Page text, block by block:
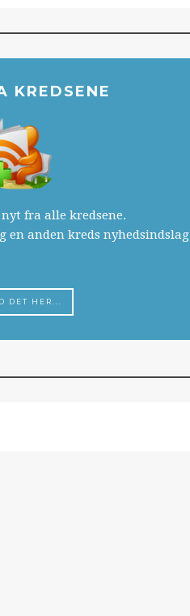
KREDSENE
nyt fra alle kredsene.
anden kreds nyhedsindslag
DET HER...